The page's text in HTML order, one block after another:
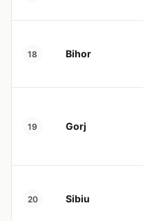
18 Bihor
19 Gorj
20 Sibiu